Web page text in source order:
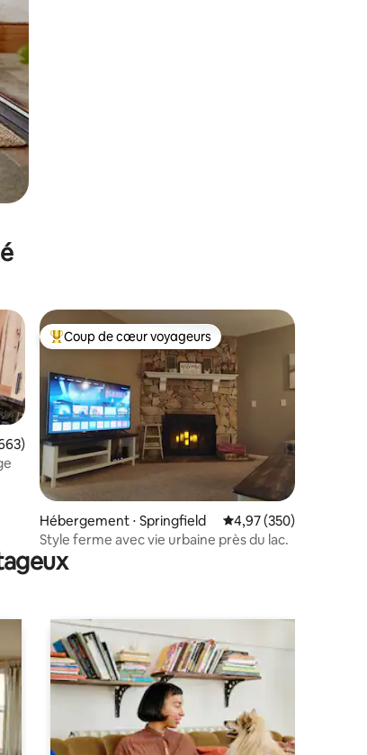
: 4,89 sur 5
moyenne sur la base de 663 commentaires : 4,98 sur 5
Coups de cœur voyageurs les plus appréciés
Coup de cœur voyageurs
Hébergement ⋅ Springfield Évaluation moyenne
4,97 (350)
Style ferme avec vie urbaine près du lac.